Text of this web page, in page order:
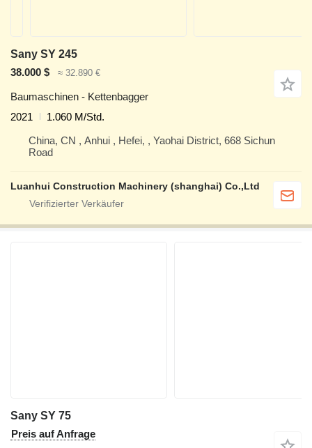
Sany SY 245
38.000 $
≈ 32.890 €
Baumaschinen - Kettenbagger
2021
1.060 M/Std.
China, CN , Anhui , Hefei, , Yaohai District, 668 Sichun
Road
Luanhui Construction Machinery (shanghai) Co.,Ltd
Sany SY 75
Preis auf Anfrage